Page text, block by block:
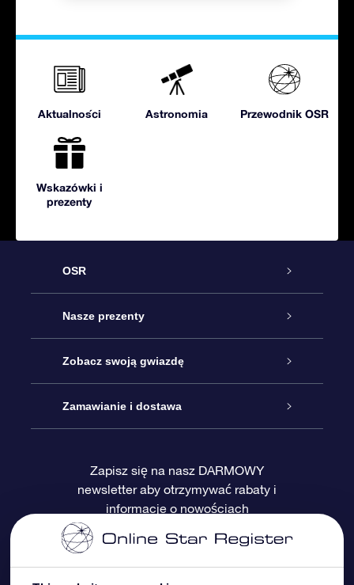
Aktualności Astronomia Przewodnik OSR
Wskazówki i
prezenty
OSR
Obsługa
Kontakt
Blog
Recenzje
Nasze prezenty
Podarunek Gwiazda Online
Pakiet Podarunkowy OSR
Karta podarunkowa OSR
Prezenty firmowe
Zobacz swoją gwiazdę
Rejestr Gwiazd
Sprsonalizowana Strona Gwiazdy
One Million Stars
Zamawianie i dostawa
Metody płatności
Dostawa
Zapisz się na nasz DARMOWY
newsletter aby otrzymywać rabaty i
informacje o nowościach